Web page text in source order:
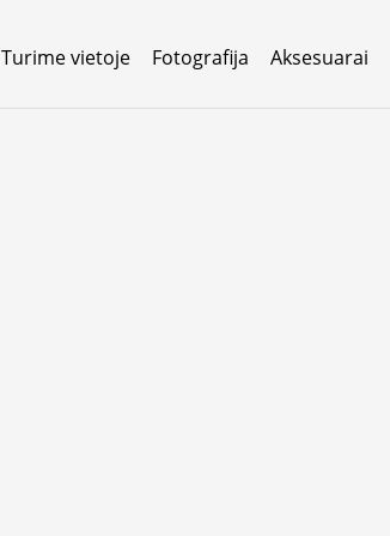
Turime vietoje Fotografija Aksesuarai